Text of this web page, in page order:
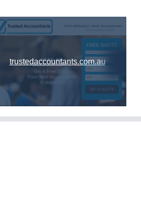
trustedaccountants.com.au